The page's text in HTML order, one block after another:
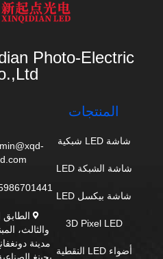
Photo-Electric
المنتجات
شاشة LED شبكية
شاشة الشبكة LED
شاشة بيكسل LED
3D Pixel LED
أضواء LED النقطية
الطابق
مدينة